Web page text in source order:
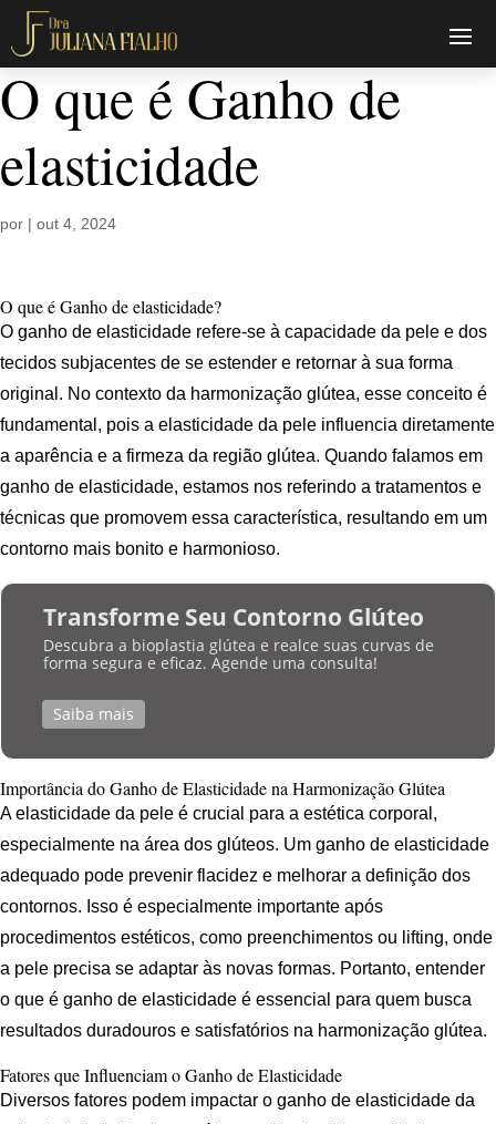
O que é Ganho de
elasticidade
por | out 4, 2024
O que é Ganho de elasticidade?
O ganho de elasticidade refere-se à capacidade da pele e dos
tecidos subjacentes de se estender e retornar à sua forma
original. No contexto da harmonização glútea, esse conceito é
fundamental, pois a elasticidade da pele influencia diretamente
a aparência e a firmeza da região glútea. Quando falamos em
ganho de elasticidade, estamos nos referindo a tratamentos e
técnicas que promovem essa característica, resultando em um
contorno mais bonito e harmonioso.
Transforme Seu Contorno Glúteo
Descubra a bioplastia glútea e realce suas curvas de
forma segura e eficaz. Agende uma consulta!
Saiba mais
Importância do Ganho de Elasticidade na Harmonização Glútea
A elasticidade da pele é crucial para a estética corporal,
especialmente na área dos glúteos. Um ganho de elasticidade
adequado pode prevenir flacidez e melhorar a definição dos
contornos. Isso é especialmente importante após
procedimentos estéticos, como preenchimentos ou lifting, onde
a pele precisa se adaptar às novas formas. Portanto, entender
o que é ganho de elasticidade é essencial para quem busca
resultados duradouros e satisfatórios na harmonização glútea.
Fatores que Influenciam o Ganho de Elasticidade
Diversos fatores podem impactar o ganho de elasticidade da